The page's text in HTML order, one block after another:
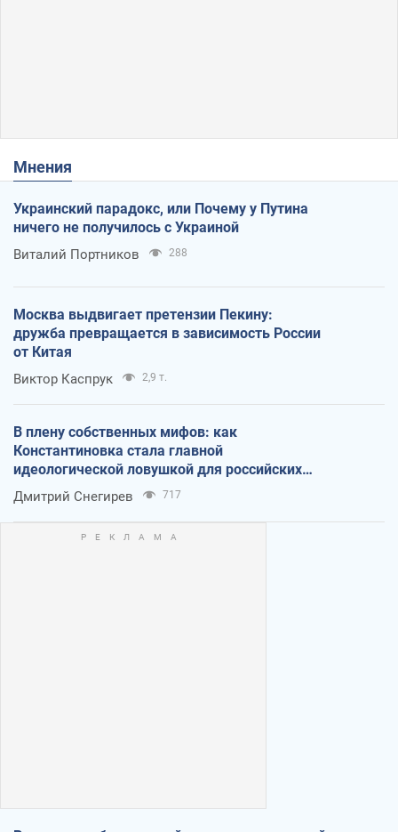
Мнения
Украинский парадокс, или Почему у Путина
ничего не получилось с Украиной
Виталий Портников 288
Москва выдвигает претензии Пекину:
дружба превращается в зависимость России
от Китая
Виктор Каспрук 2,9 т.
В плену собственных мифов: как
Константиновка стала главной
идеологической ловушкой для российских
оккупантов
Дмитрий Снегирев 717